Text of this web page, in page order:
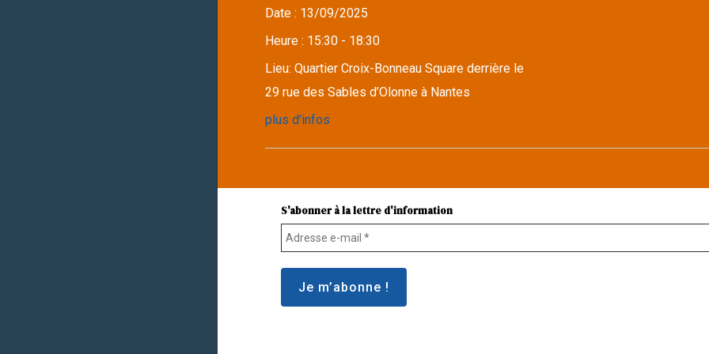
Date : 13/09/2025
Heure : 15:30 - 18:30
Lieu:Quartier Croix-Bonneau Square derrière le
29 rue des Sables d’Olonne à Nantes
plus d'infos
S'abonner à la lettre d'information